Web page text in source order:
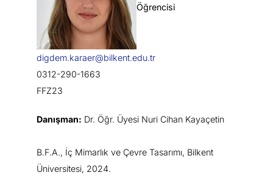
Öğrencisi
digdem.karaer@bilkent.edu.tr
0312-290-1663
FFZ23
Danışman: Dr. Öğr. Üyesi Nuri Cihan Kayaçetin
B.F.A., İç Mimarlık ve Çevre Tasarımı, Bilkent
Üniversitesi, 2024.